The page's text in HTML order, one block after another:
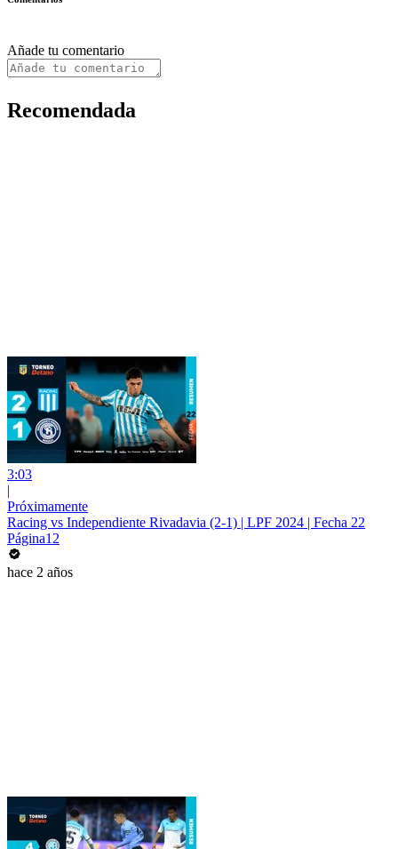
Añade tu comentario
Recomendada
3:03
|
Próximamente
Racing vs Independiente Rivadavia (2-1) | LPF 2024 | Fecha 22
Página12
hace 2 años